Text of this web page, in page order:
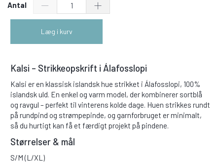
Antal
Læg i kurv
Kalsi – Strikkeopskrift i Álafosslopi
Kalsi er en klassisk islandsk hue strikket i Álafosslopi, 100%
islandsk uld. En enkel og varm model, der kombinerer sortblå
og ravgul – perfekt til vinterens kolde dage. Huen strikkes rundt
på rundpind og strømpepinde, og garnforbruget er minimalt,
så du hurtigt kan få et færdigt projekt på pindene.
Størrelser & mål
S/M (L/XL)